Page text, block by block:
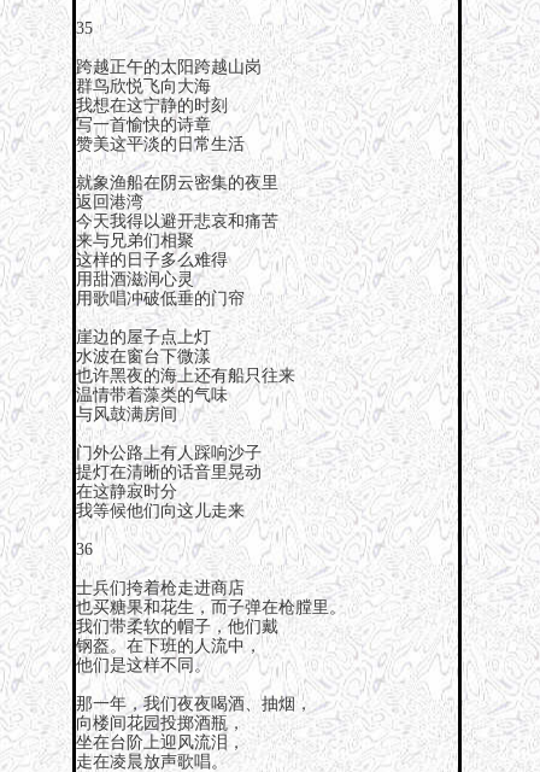
35
跨越正午的太阳跨越山岗
群鸟欣悦飞向大海
我想在这宁静的时刻
写一首愉快的诗章
赞美这平淡的日常生活
就象渔船在阴云密集的夜里
返回港湾
今天我得以避开悲哀和痛苦
来与兄弟们相聚
这样的日子多么难得
用甜酒滋润心灵
用歌唱冲破低垂的门帘
崖边的屋子点上灯
水波在窗台下微漾
也许黑夜的海上还有船只往来
温情带着藻类的气味
与风鼓满房间
门外公路上有人踩响沙子
提灯在清晰的话音里晃动
在这静寂时分
我等候他们向这儿走来
36
士兵们挎着枪走进商店
也买糖果和花生，而子弹在枪膛里。
我们带柔软的帽子，他们戴
钢盔。在下班的人流中，
他们是这样不同。
那一年，我们夜夜喝酒、抽烟，
向楼间花园投掷酒瓶，
坐在台阶上迎风流泪，
走在凌晨放声歌唱。